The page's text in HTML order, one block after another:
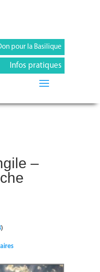
pour la Basilique
Infos pratiques
–
)